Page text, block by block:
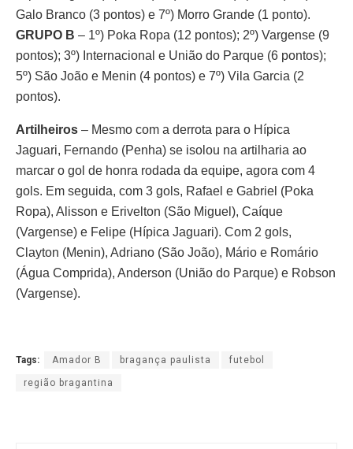
Galo Branco (3 pontos) e 7º) Morro Grande (1 ponto).
GRUPO B – 1º) Poka Ropa (12 pontos); 2º) Vargense (9
pontos); 3º) Internacional e União do Parque (6 pontos);
5º) São João e Menin (4 pontos) e 7º) Vila Garcia (2
pontos).
Artilheiros – Mesmo com a derrota para o Hípica
Jaguari, Fernando (Penha) se isolou na artilharia ao
marcar o gol de honra rodada da equipe, agora com 4
gols. Em seguida, com 3 gols, Rafael e Gabriel (Poka
Ropa), Alisson e Erivelton (São Miguel), Caíque
(Vargense) e Felipe (Hípica Jaguari). Com 2 gols,
Clayton (Menin), Adriano (São João), Mário e Romário
(Água Comprida), Anderson (União do Parque) e Robson
(Vargense).
Tags: Amador B bragança paulista futebol
região bragantina